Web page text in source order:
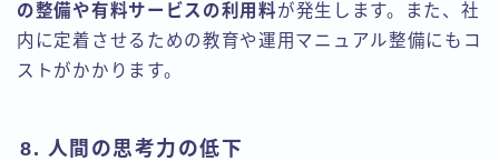
の整備や有料サービスの利用料が発生します。また、社
内に定着させるための教育や運用マニュアル整備にもコ
ストがかかります。
8. 人間の思考力の低下